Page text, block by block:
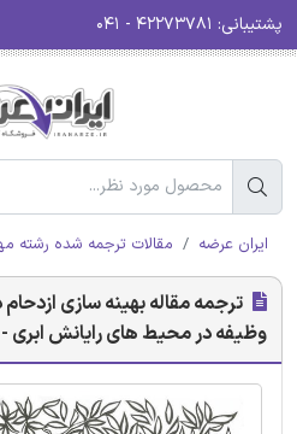
پشتیبانی:
ایران عرضه مقالات ترجمه شده رشته
ترجمه مقاله بهینه سازی
وظیفه در محیط های رایانش ابری -